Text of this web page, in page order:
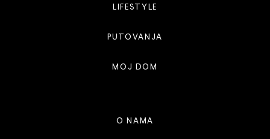
LIFESTYLE
PUTOVANJA
MOJ DOM
O NAMA